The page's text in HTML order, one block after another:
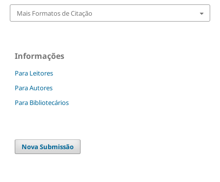
Mais Formatos de Citação
Informações
Para Leitores
Para Autores
Para Bibliotecários
Nova Submissão